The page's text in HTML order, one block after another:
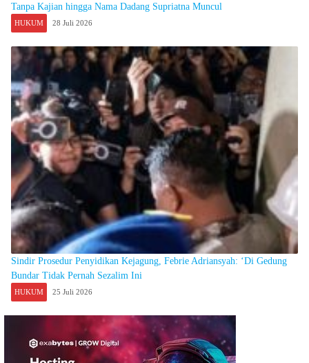
Tanpa Kajian hingga Nama Dadang Supriatna Muncul
HUKUM 28 Juli 2026
Sindir Prosedur Penyidikan Kejagung, Febrie Adriansyah: ‘Di Gedung
Bundar Tidak Pernah Sezalim Ini
HUKUM 25 Juli 2026